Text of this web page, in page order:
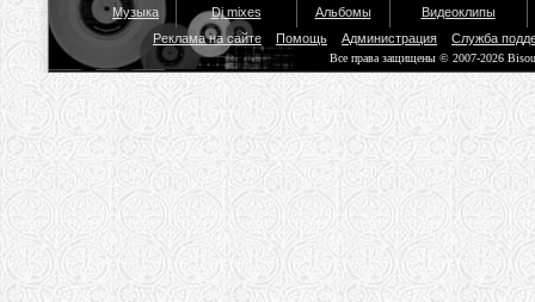
Музыка Dj mixes Альбомы
Видеоклипы
Реклама на сайте
Помощь Администрация Служба
Все права защищены © 2007-2026